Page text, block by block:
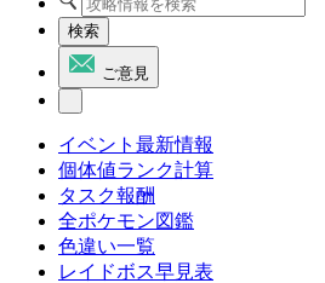
検索
ご意見
イベント最新情報
個体値ランク計算
タスク報酬
全ポケモン図鑑
色違い一覧
レイドボス早見表